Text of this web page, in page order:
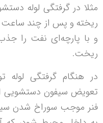
مثلا در گرفتگی لوله
ریخته و پس از چند ساعت
و با پارچه‌ای نفت را
ریخت.
در هنگام گرفتگی لوله
تعویض سیفون دستشویی
فنر موجب سوراخ شدن